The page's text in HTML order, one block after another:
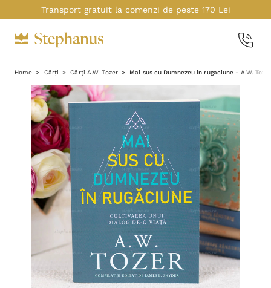
Transport gratuit la comenzi de peste 170 Lei
Home Cărți Cărți A.W. Tozer Mai sus cu Dumnezeu in rugaciune - A.W. Tozer